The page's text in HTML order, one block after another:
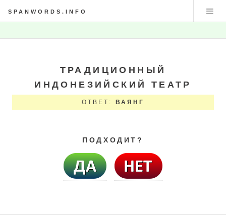
SPANWORDS.INFO
ТРАДИЦИОННЫЙ
ИНДОНЕЗИЙСКИЙ ТЕАТР
ОТВЕТ: ВАЯНГ
ПОДХОДИТ?